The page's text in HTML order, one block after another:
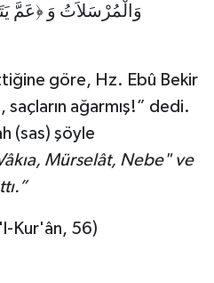
وَالْمُرْسَلاَتُ وَ ﴿عَمَّ
göre, Hz. Ebû Bekir
saçların ağarmış!” dedi.
(sas) şöyle
Mürselât, Nebe" ve
Kur'ân, 56)